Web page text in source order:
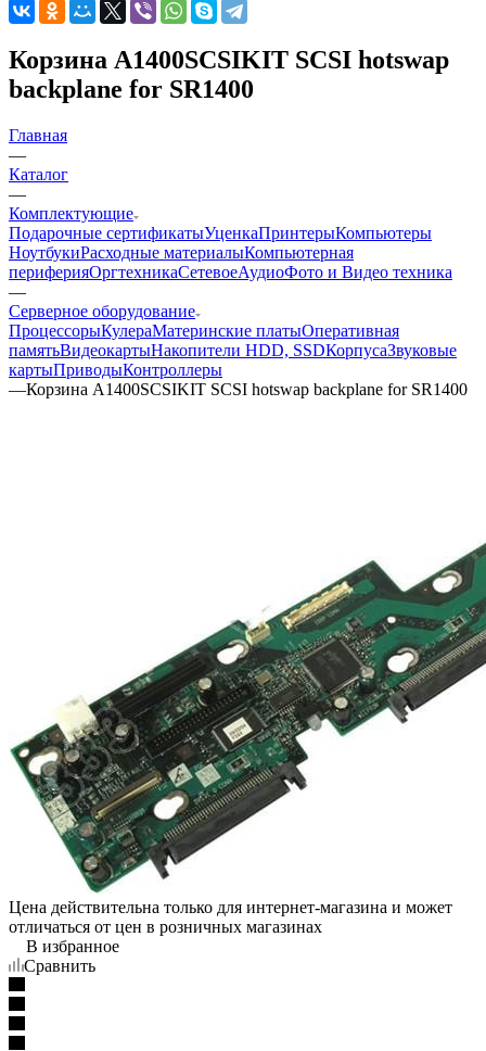
Корзина A1400SCSIKIT SCSI hotswap
backplane for SR1400
Главная
—
Каталог
—
Комплектующие
Подарочные сертификатыУценкаПринтерыКомпьютеры
НоутбукиРасходные материалыКомпьютерная
периферияОргтехникаСетевоеАудиоФото и Видео техника
—
Cерверное оборудование
ПроцессорыКулераМатеринские платыОперативная
памятьВидеокартыНакопители HDD, SSDКорпусаЗвуковые
картыПриводыКонтроллеры
—Корзина A1400SCSIKIT SCSI hotswap backplane for SR1400
Цена действительна только для интернет-магазина и может
отличаться от цен в розничных магазинах
В избранное
Сравнить